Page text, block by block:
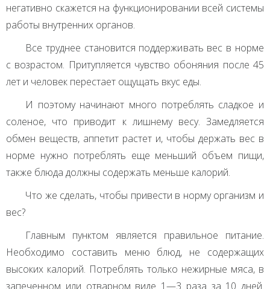
негативно скажется на функционировании всей системы
работы внутренних органов.
Все труднее становится поддерживать вес в норме
с возрастом. Притупляется чувство обоняния после 45
лет и человек перестает ощущать вкус еды.
И поэтому начинают много потреблять сладкое и
соленое, что приводит к лишнему весу. Замедляется
обмен веществ, аппетит растет и, чтобы держать вес в
норме нужно потреблять еще меньший объем пищи,
также блюда должны содержать меньше калорий.
Что же сделать, чтобы привести в норму организм и
вес?
Главным пунктом является правильное питание.
Необходимо составить меню блюд, не содержащих
высоких калорий. Потреблять только нежирные мяса, в
запеченном или отварном виде 1—3 раза за 10 дней.